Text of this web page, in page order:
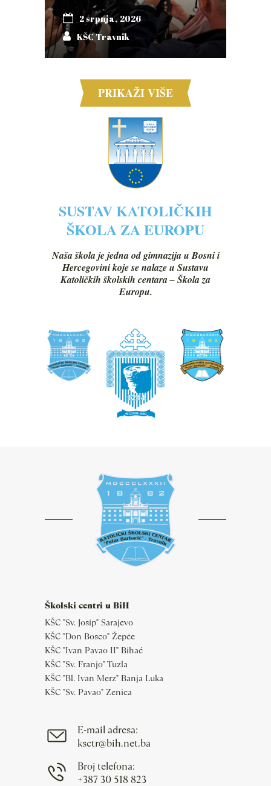
2 srpnja, 2026
KŠC Travnik
PRIKAŽI VIŠE
SUSTAV KATOLIČKIH
ŠKOLA ZA EUROPU
Naša škola je jedna od gimnazija u Bosni i
Hercegovini koje se nalaze u Sustavu
Katoličkih školskih centara – Škola za
Europu.
Školski centri u BiH
KŠC "Sv. Josip" Sarajevo
KŠC "Don Bosco" Žepče
KŠC "Ivan Pavao II" Bihać
KŠC "Sv. Franjo" Tuzla
KŠC "Bl. Ivan Merz" Banja Luka
KŠC "Sv. Pavao" Zenica
E-mail adresa:
ksctr@bih.net.ba
Broj telefona:
+387 30 518 823